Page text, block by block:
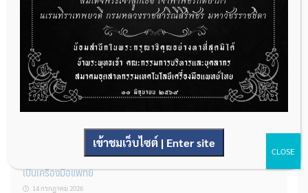
การโฆษณาเครื่องมือแพทย์แบบใดที่ได้รับการยกเว้นไม่ต้องขออนุญาต
14 กรกฎาคม 2026
รู้หรือไม่? ผลิตภัณฑ์ชุดตรวจสําหรับตรวจสอบการปนเปื้อนแบบใดจัด
เป็นเครื่องมือแพทย์
14 กรกฎาคม 2026
เข้าชมเว็บไซต์ | Enter site
CLOSE